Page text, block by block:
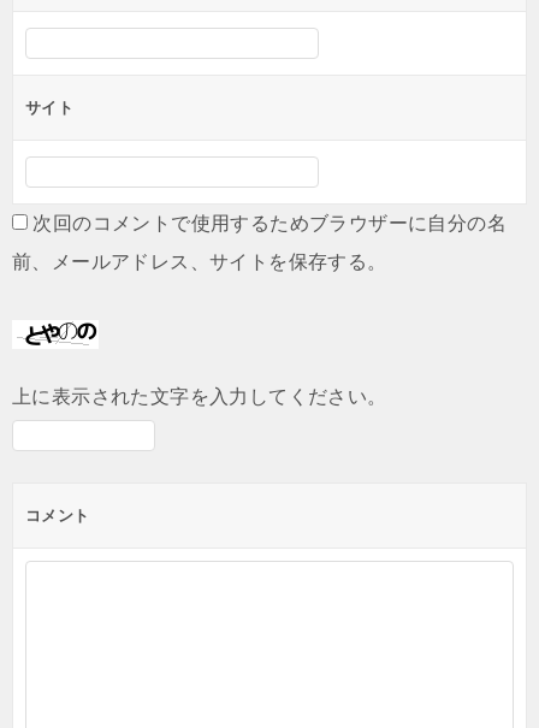
サイト
次回のコメントで使用するためブラウザーに自分の名
前、メールアドレス、サイトを保存する。
上に表示された文字を入力してください。
コメント